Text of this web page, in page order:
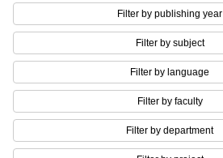
Filter by publishing year
Filter by subject
Filter by language
Filter by faculty
Filter by department